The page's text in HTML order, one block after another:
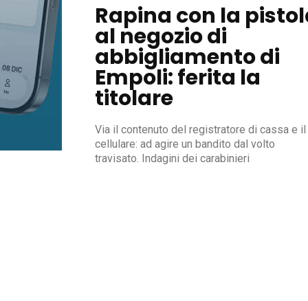
Rapina con la
al negozio di
abbigliamento di
Empoli: ferita la
titolare
Via il contenuto del registratore di cassa e il
cellulare: ad agire un bandito dal volto
travisato. Indagini dei carabinieri